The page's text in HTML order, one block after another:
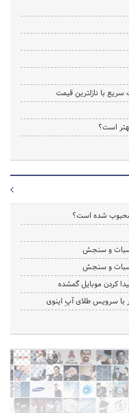
با نازلترین قیمت
است؟
محبوب شده است؟
و سنجش
و سنجش
کردن موبایل گمشده
با سرویس طلای آپِ اینوی